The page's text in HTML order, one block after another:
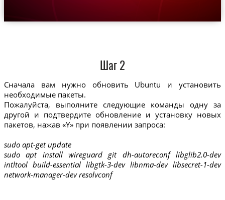
Шаг 2
Сначала вам нужно обновить Ubuntu и установить
необходимые пакеты.
Пожалуйста, выполните следующие команды одну за
другой и подтвердите обновление и установку новых
пакетов, нажав «Y» при появлении запроса:
sudo apt-get update
sudo apt install wireguard git dh-autoreconf libglib2.0-dev
intltool build-essential libgtk-3-dev libnma-dev libsecret-1-dev
network-manager-dev resolvconf